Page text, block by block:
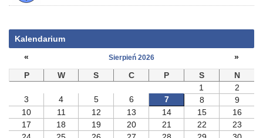
Kalendarium
«
Sierpień 2026
»
P
W S C P S
N
1
2
3
4 5 6 7 8
9
10
11 12 13 14 15
16
17
18 19 20 21 22
23